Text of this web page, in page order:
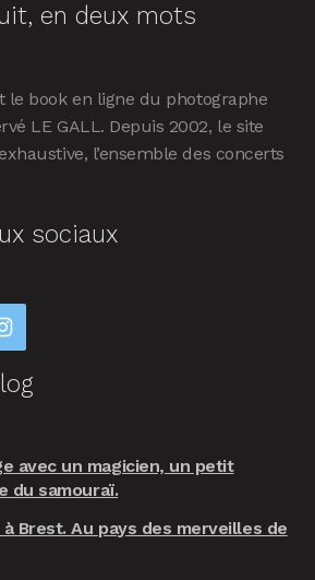
en deux mots
le book en ligne du photographe
LE GALL. Depuis 2002, le site
l’ensemble des concerts
sociaux
avec un magicien, un petit
du samouraï.
à Brest. Au pays des merveilles de